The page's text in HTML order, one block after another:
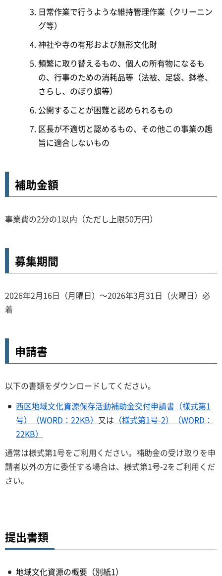
日常作業で行うような維持管理作業（クリーニン
グ等）
神社や寺の有形および無形文化財
頻繁に取り替えるもの、個人の所有物になるも
の、行事のための消耗品等（法被、足袋、鉢巻、
さらし、のぼり旗等）
公開することが困難と認められるもの
区長が不適切と認めるもの、その他この事業の趣
旨に適合しないもの
補助金額
事業費の2分の1以内（ただし上限50万円）
募集期間
2026年2月16日（月曜日）～2026年3月31日（火曜日）必
着
申請書
以下の書類をダウンロードしてください。
西区地域文化資源保存活動補助金交付申請書（様式第1
号）（WORD：22KB） 又は （様式第1号-2）（WORD：
22KB）
通常は様式第1号をご利用ください。補助金の受け取りを申
請者以外の方に委任する場合は、様式第1号-2をご利用くだ
さい。
提出書類
地域文化資源の概要（別紙1）